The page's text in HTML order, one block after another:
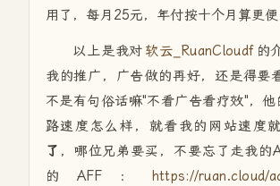
用了，每月25元，年付按十个月算更便
以上是我对 软云_RuanCloudf 的
我的推广，广告做的再好，还是得要
不是有句俗话嘛"不看广告看疗效"，
路速度怎么样，就看我的网站速度就
了 ，哪位兄弟要买，不要忘了走我的
的AFF：
https://ruan.cloud/